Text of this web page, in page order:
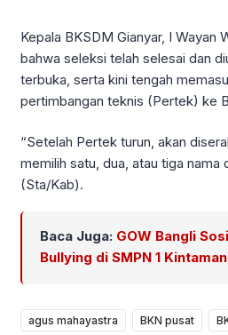
Kepala BKSDM Gianyar, I Wayan
bahwa seleksi telah selesai dan
terbuka, serta kini tengah
pertimbangan teknis (Pertek) ke
“Setelah Pertek turun, akan
memilih satu, dua, atau tiga nama
(Sta/Kab).
Baca Juga: GOW Bangli
Bullying di SMPN 1
agus mahayastra BKN pusat